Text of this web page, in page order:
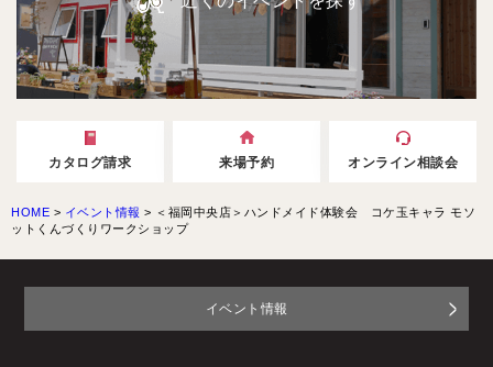
カタログ請求 来場予約 オンライン相談会
HOME > イベント情報 > ＜福岡中央店＞ハンドメイド体験会 コケ玉キャラ モソ
ットくんづくりワークショップ
イベント情報